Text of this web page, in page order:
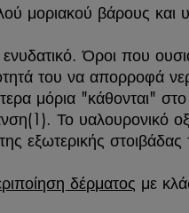
μοριακού βάρους
Όροι που
του να απορροφά
μόρια "κάθονται"
Το υαλουρονικό
εξωτερικής στοιβάδας
δέρματος με